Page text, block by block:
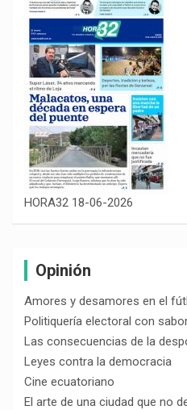
HORA32 18-06-2026
Opinión
Amores y desamores en el
Politiquería electoral con
Las consecuencias de la
Leyes contra la democracia
Cine ecuatoriano
El arte de una ciudad que no